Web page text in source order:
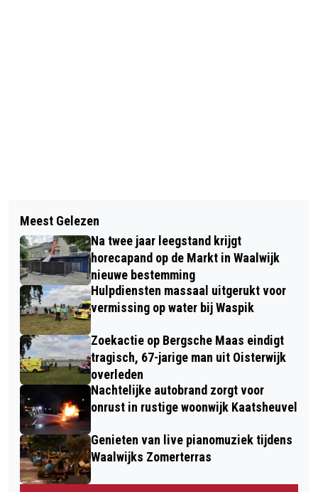
RWB JO10-2 SLUIT TWEEDE FASE AF
MET OVERTUIGENDE ZEGE
ETZ DRAAIT WEEKENDDIENST OP
FEESTDAGEN ROND DE
JAARWISSELING
Meest Gelezen
Na twee jaar leegstand krijgt
horecapand op de Markt in Waalwijk
nieuwe bestemming
Hulpdiensten massaal uitgerukt voor
vermissing op water bij Waspik
Zoekactie op Bergsche Maas eindigt
tragisch, 67-jarige man uit Oisterwijk
overleden
Nachtelijke autobrand zorgt voor
onrust in rustige woonwijk Kaatsheuvel
Genieten van live pianomuziek tijdens
Waalwijks Zomerterras